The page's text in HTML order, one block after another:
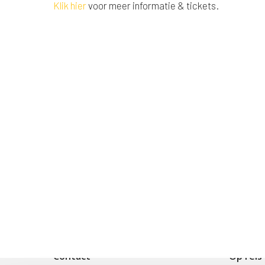
Klik hiervoor meer informatie & tickets.
Contact Op reis